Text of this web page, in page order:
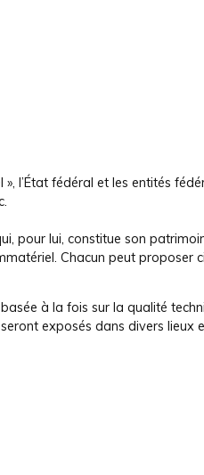
l’État fédéral et les entités
pour lui, constitue son
Chacun peut proposer
à la fois sur la qualité
exposés dans divers